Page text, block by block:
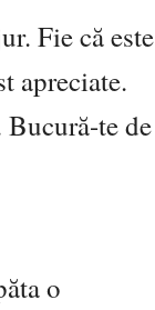
Fie că este
apreciate.
Bucură-te de
o